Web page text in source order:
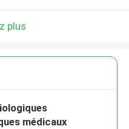
plus
médicaux